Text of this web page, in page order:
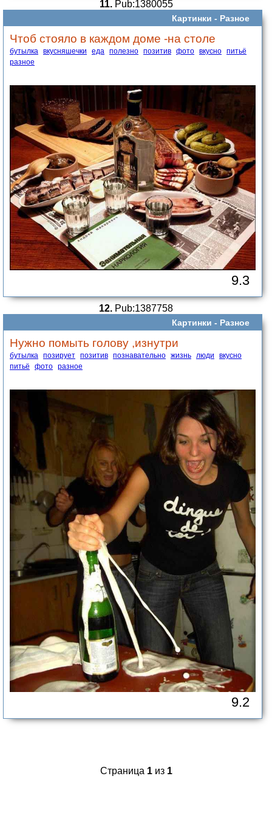
11.Pub:1380055
Картинки - Разное
Чтоб стояло в каждом доме -на столе
бутылка вкусняшечки еда полезно позитив фото вкусно питьё
разное
9.3
12. Pub:1387758
Картинки - Разное
Нужно помыть голову ,изнутри
бутылка позирует позитив познавательно жизнь люди
вкусно
питьё
фото разное
9.2
Страница 1из 1